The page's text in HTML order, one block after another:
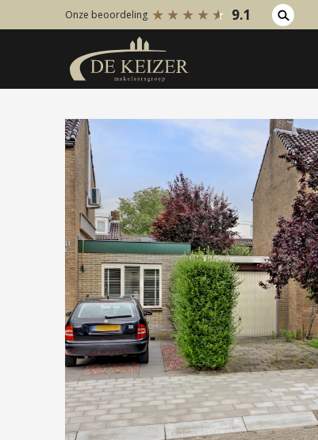
Koopaanbod
Bestaande bouw
Internationaal
Nieuwbouw
Bedrijfsaanbod
Hypotheken
Hypotheekadvies
Hypotheek oversluiten
Onze beoordeling 9.1